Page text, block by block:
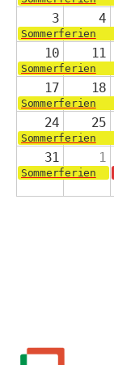
3 4
Sommerferien
10 11
Sommerferien
17 18
Sommerferien
24 25
Sommerferien
31 1
Sommerferien